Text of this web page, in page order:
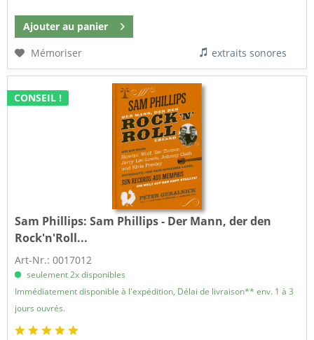
Ajouter au panier
Mémoriser
extraits sonores
CONSEIL !
Sam Phillips:Sam Phillips - Der Mann, der den
Rock'n'Roll...
Art-Nr.: 0017012
seulement 2x disponibles
Immédiatement disponible à l'expédition, Délai de livraison** env. 1 à 3
jours ouvrés.